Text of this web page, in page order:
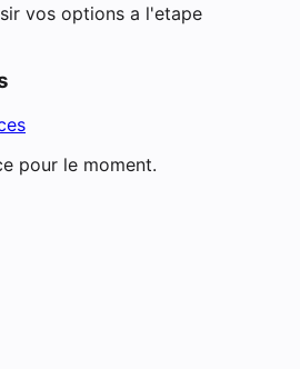
vos options a l'etape
pour le moment.